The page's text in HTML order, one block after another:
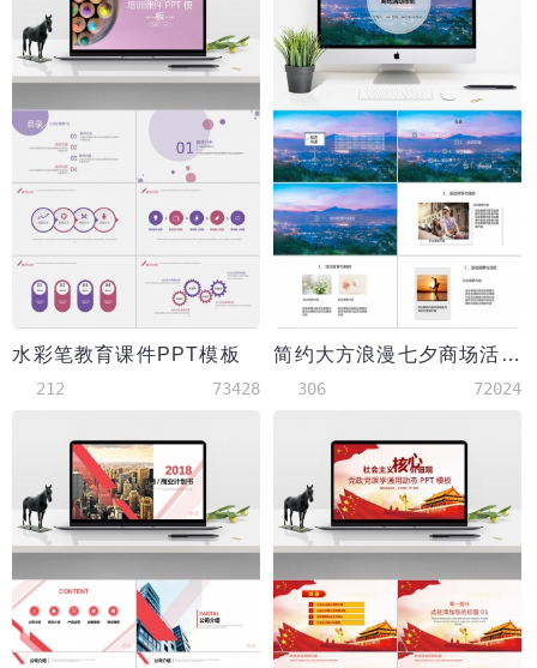
水彩笔教育课件PPT模板
212 73428
简约大方浪漫七夕商场活动策划PPT模板
306 72024